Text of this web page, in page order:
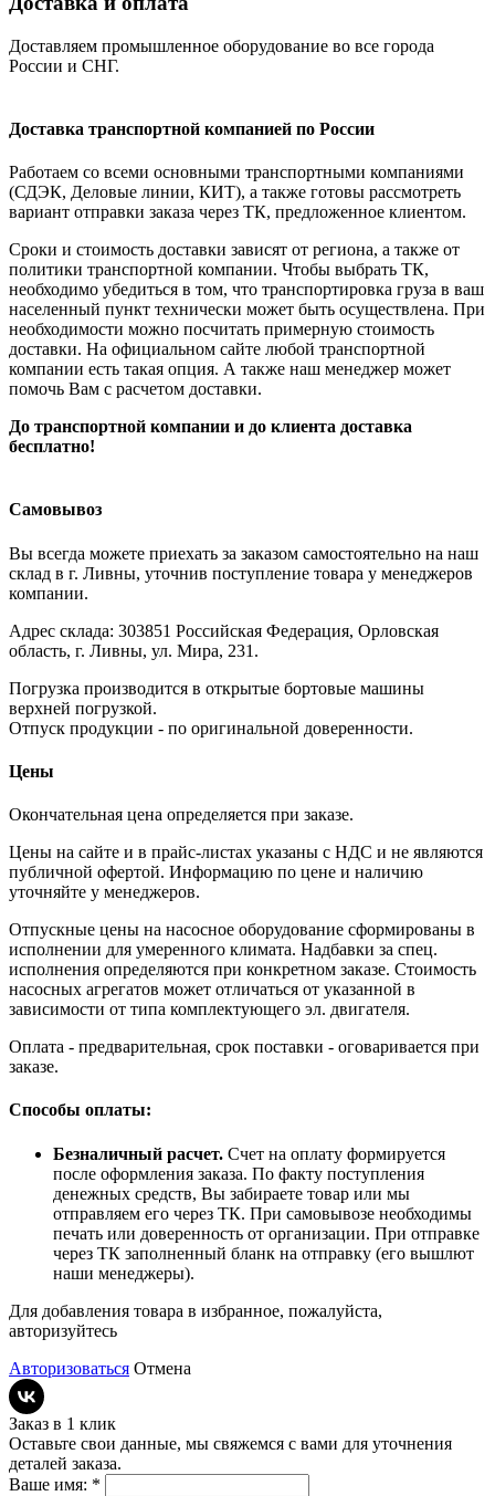
Доставляем промышленное оборудование во все города
России и СНГ.
Доставка транспортной компанией по России
Работаем со всеми основными транспортными компаниями
(СДЭК, Деловые линии, КИТ), а также готовы рассмотреть
вариант отправки заказа через ТК, предложенное клиентом.
Сроки и стоимость доставки зависят от региона, а также от
политики транспортной компании. Чтобы выбрать ТК,
необходимо убедиться в том, что транспортировка груза в ваш
населенный пункт технически может быть осуществлена. При
необходимости можно посчитать примерную стоимость
доставки. На официальном сайте любой транспортной
компании есть такая опция. А также наш менеджер может
помочь Вам с расчетом доставки.
До транспортной компании и до клиента доставка
бесплатно!
Самовывоз
Вы всегда можете приехать за заказом самостоятельно на наш
склад в г. Ливны, уточнив поступление товара у менеджеров
компании.
Адрес склада: 303851 Российская Федерация, Орловская
область, г. Ливны, ул. Мира, 231.
Погрузка производится в открытые бортовые машины
верхней погрузкой.
Отпуск продукции - по оригинальной доверенности.
Цены
Окончательная цена определяется при заказе.
Цены на сайте и в прайс-листах указаны с НДС и не являются
публичной офертой. Информацию по цене и наличию
уточняйте у менеджеров.
Отпускные цены на насосное оборудование сформированы в
исполнении для умеренного климата. Надбавки за спец.
исполнения определяются при конкретном заказе. Стоимость
насосных агрегатов может отличаться от указанной в
зависимости от типа комплектующего эл. двигателя.
Оплата - предварительная, срок поставки - оговаривается при
заказе.
Способы оплаты:
Безналичный расчет. Счет на оплату формируется
после оформления заказа. По факту поступления
денежных средств, Вы забираете товар или мы
отправляем его через ТК. При самовывозе необходимы
печать или доверенность от организации. При отправке
через ТК заполненный бланк на отправку (его вышлют
наши менеджеры).
Для добавления товара в избранное, пожалуйста,
авторизуйтесь
Авторизоваться Отмена
Заказ в 1 клик
Оставьте свои данные, мы свяжемся с вами для уточнения
деталей заказа.
Ваше имя: *